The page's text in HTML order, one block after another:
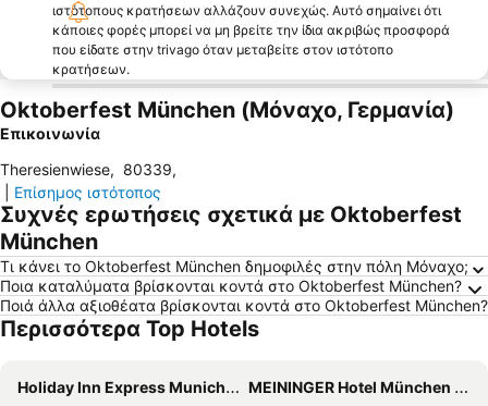
ιστότοπους κρατήσεων αλλάζουν συνεχώς. Αυτό σημαίνει ότι
κάποιες φορές μπορεί να μη βρείτε την ίδια ακριβώς προσφορά
που είδατε στην trivago όταν μεταβείτε στον ιστότοπο
κρατήσεων.
Oktoberfest München (Μόναχο, Γερμανία)
Επικοινωνία
Theresienwiese, 80339,
Επίσημος ιστότοπος
Συχνές ερωτήσεις σχετικά με Oktoberfest
München
Τι κάνει το Oktoberfest München δημοφιλές στην πόλη Μόναχο;
Ποια καταλύματα βρίσκονται κοντά στο Oktoberfest München?
Ποιά άλλα αξιοθέατα βρίσκονται κοντά στο Oktoberfest München?
Περισσότερα Top Hotels
Holiday Inn Express Munich - City East By Ihg
MEININGER Hotel München Olympiapark